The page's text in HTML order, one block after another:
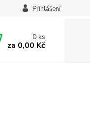
Přihlášení
0ks
za 0,00 Kč